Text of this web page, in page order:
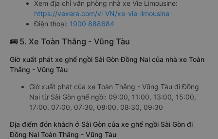
Xem địa chỉ văn phòng nhà xe Vie Limousine:
https://vexere.com/vi-VN/xe-vie-limousine
Điện thoại: 1900 888684
🚌 5. Xe Toàn Thắng - Vũng Tàu
Giờ xuất phát xe ghế ngồi Sài Gòn Đồng Nai của nhà xe Toàn
Thắng - Vũng Tàu
Giờ xuất phát của xe Toàn Thắng - Vũng Tàu đi Đồng
Nai từ Sài Gòn ghế ngồi: 09:00, 11:00, 13:00, 15:00,
17:00, 07:00, 07:30, 08:00, 08:30, 09:30
Địa điểm đón khách ở Sài Gòn của xe ghế ngồi Sài Gòn đi
Đồng Nai Toàn Thắng - Vũng Tàu